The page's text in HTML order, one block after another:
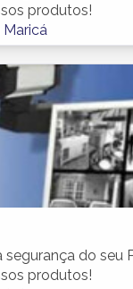
produtos!
segurança do seu
produtos!